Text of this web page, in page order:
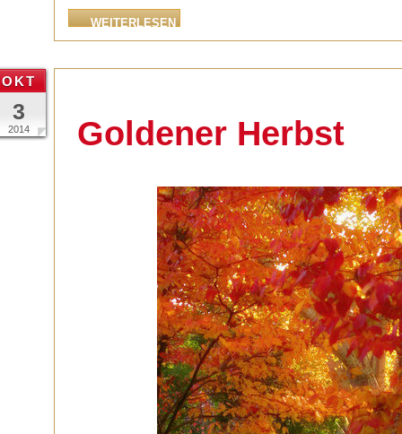
WEITERLESEN
2014
3
OKT
Goldener Herbst